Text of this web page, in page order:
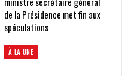
de la Présidence met fin aux
spéculations
À LA UNE